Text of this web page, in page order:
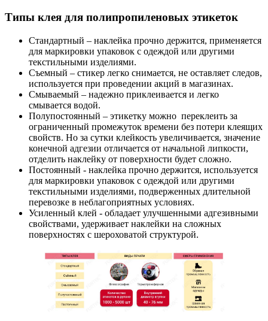
Типы клея для полипропиленовых этикеток
Стандартный – наклейка прочно держится, применяется
для маркировки упаковок с одеждой или другими
текстильными изделиями.
Съемный – стикер легко снимается, не оставляет следов,
используется при проведении акций в магазинах.
Смываемый – надежно приклеивается и легко
смывается водой.
Полупостоянный – этикетку можно переклеить за
ограниченный промежуток времени без потери клеящих
свойств. Но за сутки клейкость увеличивается, значение
конечной адгезии отличается от начальной липкости,
отделить наклейку от поверхности будет сложно.
Постоянный - наклейка прочно держится, используется
для маркировки упаковок с одеждой или другими
текстильными изделиями, подверженных длительной
перевозке в неблагоприятных условиях.
Усиленный клей - обладает улучшенными адгезивными
свойствами, удерживает наклейки на сложных
поверхностях с шероховатой структурой.